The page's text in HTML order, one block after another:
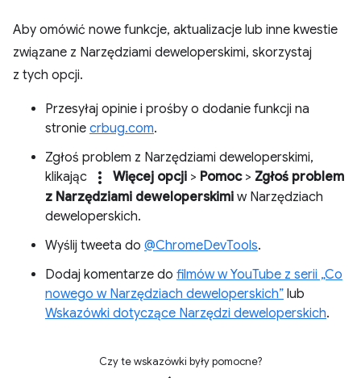
Aby omówić nowe funkcje, aktualizacje lub inne kwestie
związane z Narzędziami deweloperskimi, skorzystaj
z tych opcji.
Przesyłaj opinie i prośby o dodanie funkcji na
stronie crbug.com.
Zgłoś problem z Narzędziami deweloperskimi,
klikając
more_vert Więcej opcji > Pomoc> Zgłoś problem
z Narzędziami deweloperskimi w Narzędziach
deweloperskich.
Wyślij tweeta do @ChromeDevTools.
Dodaj komentarze do filmów w YouTube z serii „Co
nowego w Narzędziach deweloperskich” lub
Wskazówki dotyczące Narzędzi deweloperskich.
Czy te wskazówki były pomocne?